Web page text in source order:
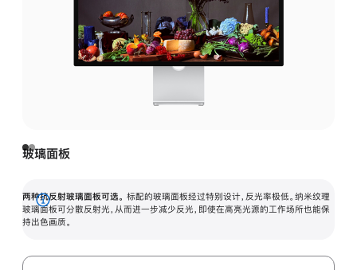
玻璃面板
两种抗反射玻璃面板可选。 标配的玻璃面板经过特别设计，反光率极低。纳米纹理
玻璃面板可分散反射光，从而进一步减少反光，即使在高亮光源的工作场所也能保
持出色画质。
展
开